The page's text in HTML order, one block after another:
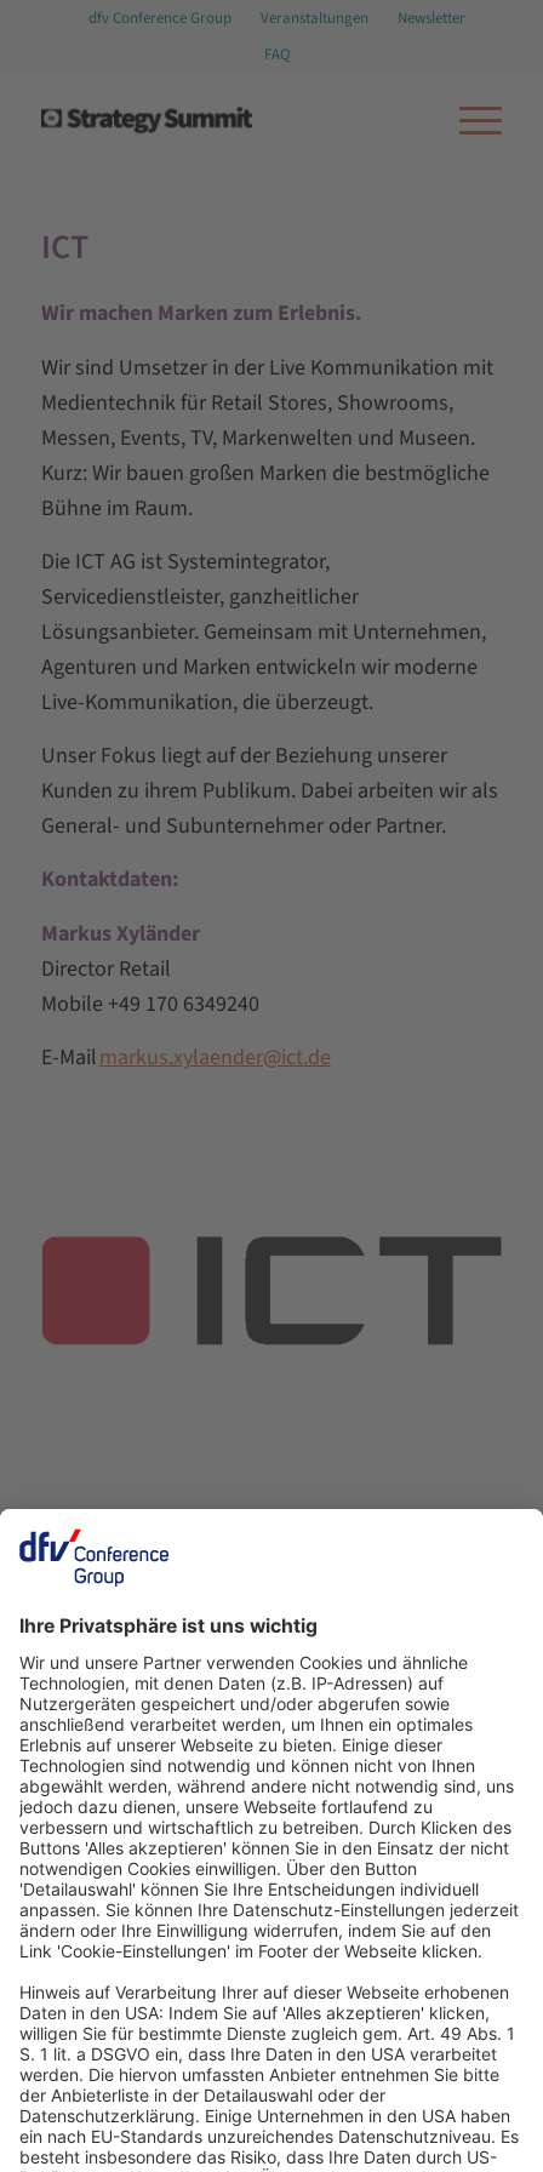
dfv Conference Group Veranstaltungen
Newsletter
FAQ
ICT
Wir machen Marken zum Erlebnis.
Wir sind Umsetzer in der Live Kommunikation mit
Medientechnik für Retail Stores, Showrooms,
Messen, Events, TV, Markenwelten und Museen.
Kurz: Wir bauen großen Marken die bestmögliche
Bühne im Raum.
Die ICT AG ist Systemintegrator,
Servicedienstleister, ganzheitlicher
Lösungsanbieter. Gemeinsam mit Unternehmen,
Agenturen und Marken entwickeln wir moderne
Live-Kommunikation, die überzeugt.
Unser Fokus liegt auf der Beziehung unserer
Kunden zu ihrem Publikum. Dabei arbeiten wir als
General- und Subunternehmer oder Partner.
Kontaktdaten:
Markus Xyländer
Director Retail
Mobile +49 170 6349240
E-Mailmarkus.xylaender@ict.de
Ein Business-Event von: